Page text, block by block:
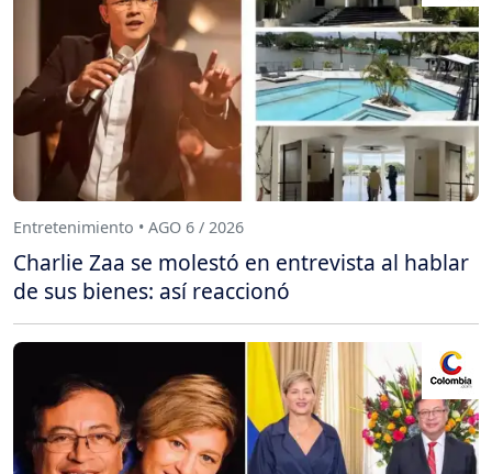
Entretenimiento • AGO 6 / 2026
Charlie Zaa se molestó en entrevista al hablar
de sus bienes: así reaccionó